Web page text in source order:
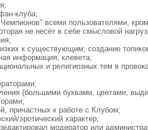
клуба;
всеми пользователями,
не несёт в себе смысловой
к существующим; создание
информация, клевета;
и религиозных тем в
(большими буквами, цветами,
причастных к работе с Клубом;
эротический характер;
модератор или